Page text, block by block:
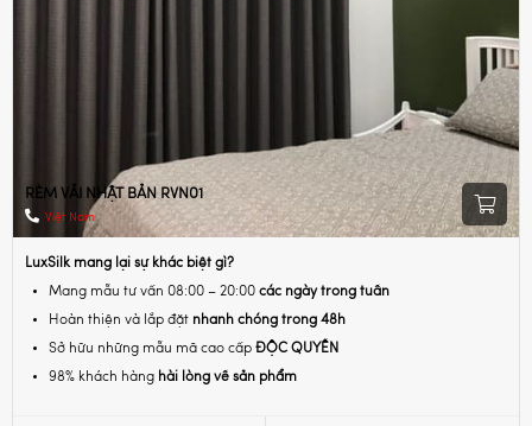
RÈM VẢI NHẬT BẢN RVN01
Việt Nam
LuxSilk mang lại sự khác biệt gì?
Mang mẫu tư vấn 08:00 – 20:00 các ngày trong tuần
Hoàn thiện và lắp đặt nhanh chóng trong 48h
Sở hữu những mẫu mã cao cấp ĐỘC QUYỀN
98% khách hàng hài lòng về sản phẩm